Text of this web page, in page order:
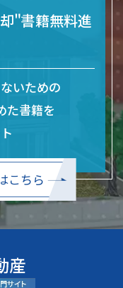
"書籍無料進
いための
た書籍を
こちら